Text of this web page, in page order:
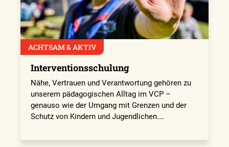
ACHTSAM & AKTIV
Interventionsschulung
Nähe, Vertrauen und Verantwortung gehören zu
unserem pädagogischen Alltag im VCP –
genauso wie der Umgang mit Grenzen und der
Schutz von Kindern und Jugendlichen.…